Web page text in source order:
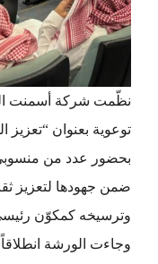
نظّمت شركة أسمنت
توعوية بعنوان
بحضور عدد من
ضمن جهودها لتعزيز
وترسيخه كمكوّن
وجاءت الورشة